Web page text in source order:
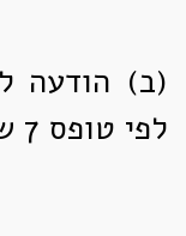
(ב)
לפי טופס 7 שבתוספת.